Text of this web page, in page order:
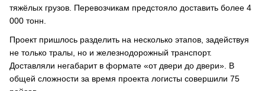
тяжёлых грузов. Перевозчикам предстояло доставить более 4
000 тонн.
Проект пришлось разделить на несколько этапов, задействуя
не только тралы, но и железнодорожный транспорт.
Доставляли негабарит в формате «от двери до двери». В
общей сложности за время проекта логисты совершили 75